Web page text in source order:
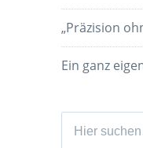
„Präzision
Ein ganz
Suchen